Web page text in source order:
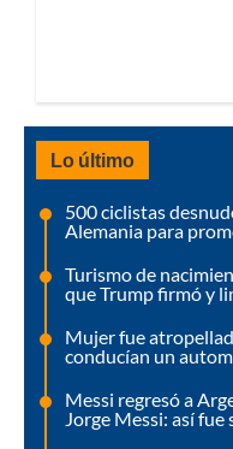
Lo último
500 ciclistas
Alemania para
Turismo de
que Trump firmó y
Mujer fue
conducían un
Messi regresó a
Jorge Messi: así fue